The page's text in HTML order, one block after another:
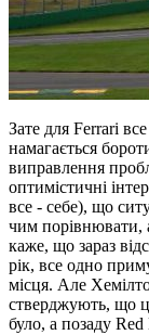
Зате для Ferrari
намагається
виправлення
оптимістичні
все - себе), що
чим порівнювати,
каже, що зараз
рік, все одно
місця. Але
стверджують, що
було, а позаду Red